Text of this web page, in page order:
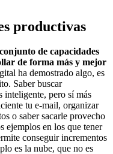
productivas
conjunto de capacidades
de forma más y mejor
ha demostrado algo, es
Saber buscar
inteligente, pero sí más
tu e-mail, organizar
o saber sacarle provecho
ejemplos en los que tener
conseguir incrementos
es la nube, que no es